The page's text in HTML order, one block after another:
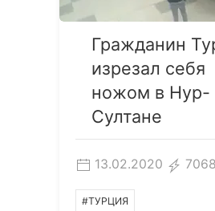
Гражданин
изрезал себя
ножом в Нур-
Султане
13.02.2020 7068
#ТУРЦИЯ